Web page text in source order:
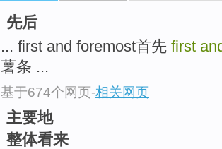
先后
... first and foremost首先 first
薯条 ...
基于674个网页-相关网页
主要地
整体看来